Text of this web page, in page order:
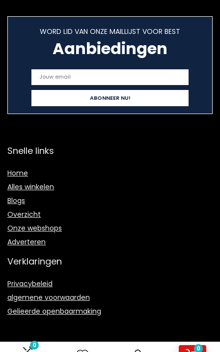
0
0
WORD LID VAN ONZE MAILLIJST VOOR BEST
Aanbiedingen
Snelle links
Home
Alles winkelen
Blogs
Overzicht
Onze webshops
Adverteren
Verklaringen
Privacybeleid
algemene voorwaarden
Gelieerde openbaarmaking